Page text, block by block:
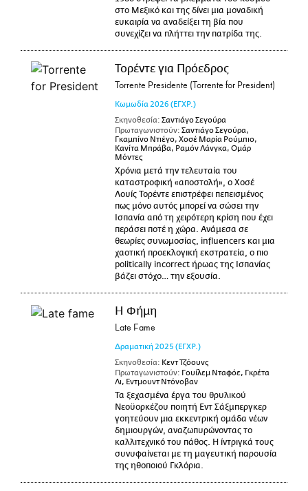
στο Μεξικό και της δίνει μια μοναδική
ευκαιρία να αναδείξει τη βία που
συνεχίζει να πλήττει την πατρίδα της.
Τορέντε για Πρόεδρος
Torrente Presidente (Torrente for President)
Κωμωδία 2026 (ΕΓΧΡ.)
Σκηνοθεσία: Σαντιάγο Σεγούρα
Πρωταγωνιστούν: Σαντιάγο Σεγούρα,
Γκαμπίνο Ντιέγο, Χοσέ Μαρία Ρούμπιο,
Κανίτα Μπράβα, Ραμόν Λάνγκα, Ομάρ
Μόντες
Χρόνια μετά την τελευταία του
καταστροφική «αποστολή», ο Χοσέ
Λουίς Τορέντε επιστρέφει πεπεισμένος
πως μόνο αυτός μπορεί να σώσει την
Ισπανία από τη χειρότερη κρίση που έχει
περάσει ποτέ η χώρα. Ανάμεσα σε
θεωρίες συνωμοσίας, influencers και μια
χαοτική προεκλογική εκστρατεία, ο πιο
politically incorrect ήρωας της Ισπανίας
βάζει στόχο… την εξουσία.
Η Φήμη
Late Fame
Δραματική 2025 (ΕΓΧΡ.)
Σκηνοθεσία: Κεντ Τζόουνς
Πρωταγωνιστούν: Γουίλεμ Νταφόε, Γκρέτα
Λι, Εντμουντ Ντόνοβαν
Τα ξεχασμένα έργα του θρυλικού
Νεοϋορκέζου ποιητή Εντ Σάξμπεργκερ
γοητεύουν μια εκκεντρική ομάδα νέων
δημιουργών, αναζωπυρώνοντας το
καλλιτεχνικό του πάθος. Η ίντριγκά τους
συνυφαίνεται με τη μαγευτική παρουσία
της ηθοποιού Γκλόρια.